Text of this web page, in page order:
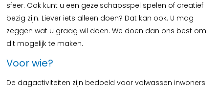
sfeer. Ook kunt u een gezelschapsspel spelen of creatief
bezig zijn. Liever iets alleen doen? Dat kan ook. U mag
zeggen wat u graag wil doen. We doen dan ons best om
dit mogelijk te maken.
Voor wie?
De dagactiviteiten zijn bedoeld voor volwassen inwoners